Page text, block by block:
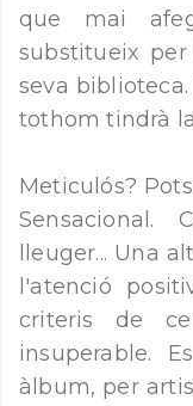
que mai
substitueix
seva
tothom tindrà
Meticulós?
Sensacional.
lleuger... Una
l'atenció
criteris de
insuperable.
àlbum, per